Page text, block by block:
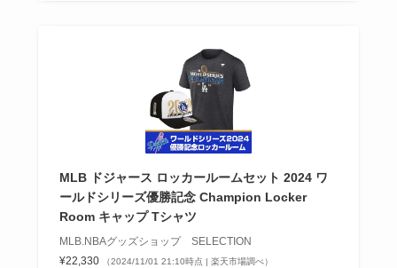
MLB ドジャース ロッカールームセット 2024 ワ
ールドシリーズ優勝記念 Champion Locker
Room キャップ Tシャツ
MLB.NBAグッズショップ SELECTION
¥22,330
（2024/11/01 21:10時点 | 楽天市場調べ）